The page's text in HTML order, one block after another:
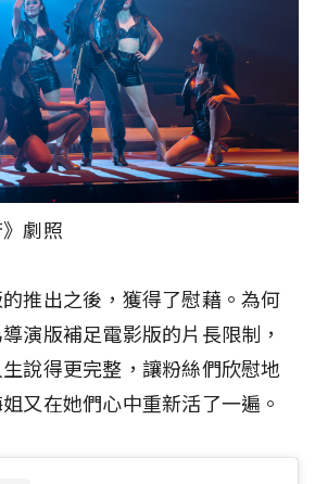
劇照
推出之後，獲得了慰藉。為何
演版補足電影版的片長限制，
說得更完整，讓粉絲們欣慰地
又在她們心中重新活了一遍。